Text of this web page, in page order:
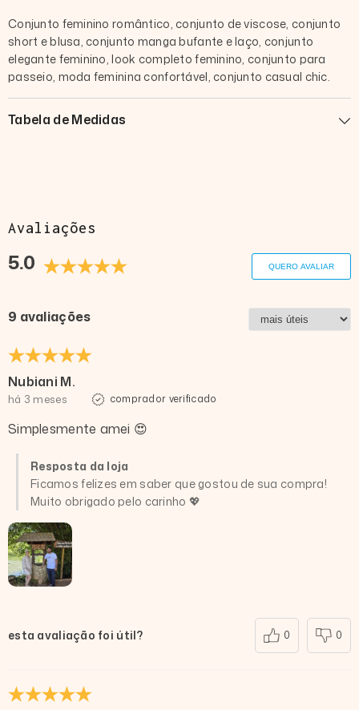
Conjunto feminino romântico, conjunto de viscose, conjunto
short e blusa, conjunto manga bufante e laço, conjunto
elegante feminino, look completo feminino, conjunto para
passeio, moda feminina confortável, conjunto casual chic.
Tabela de Medidas
Avaliações
5.0 QUERO AVALIAR
9 avaliações
Nubiani M.
há 3 meses comprador verificado
Simplesmente amei 😍
Resposta da loja
Ficamos felizes em saber que gostou de sua compra!
Muito obrigado pelo carinho 💖
esta avaliação foi útil? 0 0